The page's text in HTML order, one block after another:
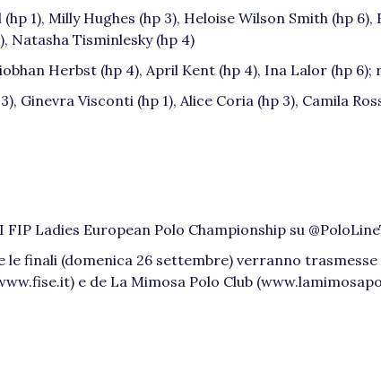
1), Milly Hughes (hp 3), Heloise Wilson Smith (hp
Natasha Tisminlesky (hp 4)
Herbst (hp 4), April Kent (hp 4), Ina Lalor (hp
Ginevra Visconti (hp 1), Alice Coria (hp 3), Camila
FIP Ladies European Polo Championship su
le finali (domenica 26 settembre) verranno
e de La Mimosa Polo Club